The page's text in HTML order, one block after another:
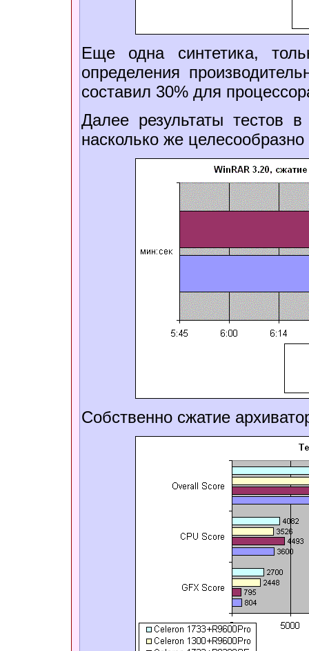
Еще одна синтетика,
определения
составил 30% для
Далее результаты тестов
насколько же
Собственно сжатие